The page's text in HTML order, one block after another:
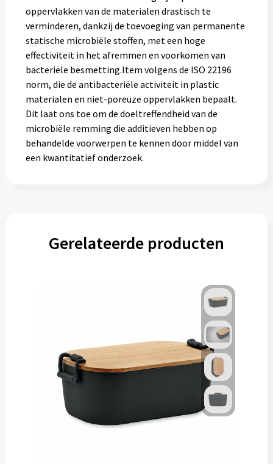
oppervlakken van de materialen drastisch te
verminderen, dankzij de toevoeging van permanente
statische microbiële stoffen, met een hoge
effectiviteit in het afremmen en voorkomen van
bacteriële besmetting.Item volgens de ISO 22196
norm, die de antibacteriële activiteit in plastic
materialen en niet-poreuze oppervlakken bepaalt.
Dit laat ons toe om de doeltreffendheid van de
microbiële remming die additieven hebben op
behandelde voorwerpen te kennen door middel van
een kwantitatief onderzoek.
Gerelateerde producten